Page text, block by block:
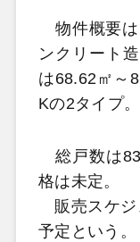
物件概要は
ンクリート
は68.62㎡～
Kの2タイプ。
総戸数は
格は未定。
販売スケジ
予定という。